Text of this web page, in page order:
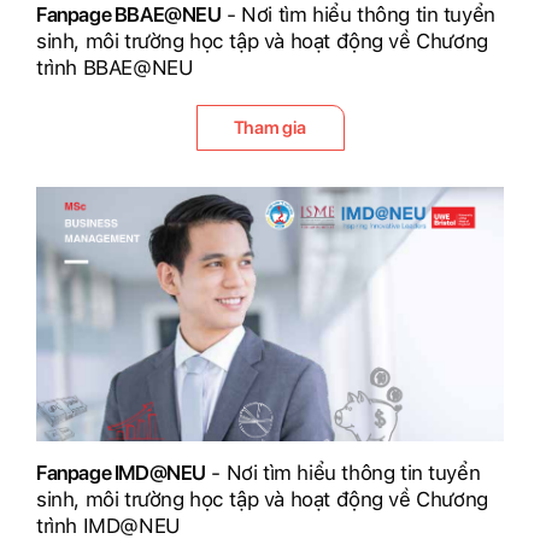
Fanpage BBAE@NEU - Nơi tìm hiểu thông tin tuyển
sinh, môi trường học tập và hoạt động về Chương
trình BBAE@NEU
Tham gia
Fanpage IMD@NEU - Nơi tìm hiểu thông tin tuyển
sinh, môi trường học tập và hoạt động về Chương
trình IMD@NEU